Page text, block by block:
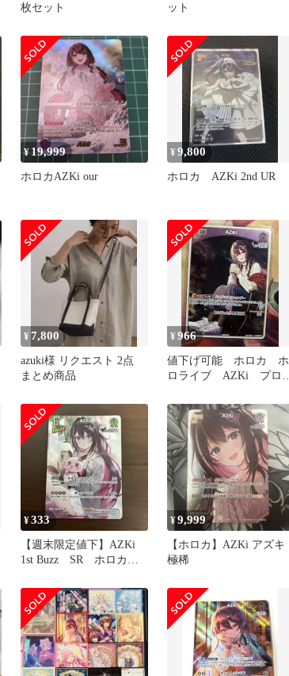
枚セット
ット
¥19,999
ホロカAZKi our
¥9,800
ホロカ AZKi 2nd UR
¥7,800
azuki様 リクエスト 2点
まとめ商品
¥966
値下げ可能 ホロカ ホ
ロライブ AZKi プロ
¥333
【週末限定値下】AZKi
1st Buzz SR ホロカ
¥9,999
【ホロカ】AZKi アズキ
極稀